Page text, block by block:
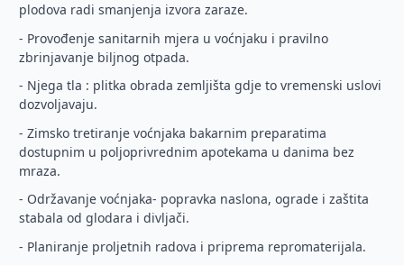
plodova radi smanjenja izvora zaraze.
- Provođenje sanitarnih mjera u voćnjaku i pravilno
zbrinjavanje biljnog otpada.
- Njega tla : plitka obrada zemljišta gdje to vremenski uslovi
dozvoljavaju.
- Zimsko tretiranje voćnjaka bakarnim preparatima
dostupnim u poljoprivrednim apotekama u danima bez
mraza.
- Održavanje voćnjaka- popravka naslona, ograde i zaštita
stabala od glodara i divljači.
- Planiranje proljetnih radova i priprema repromaterijala.